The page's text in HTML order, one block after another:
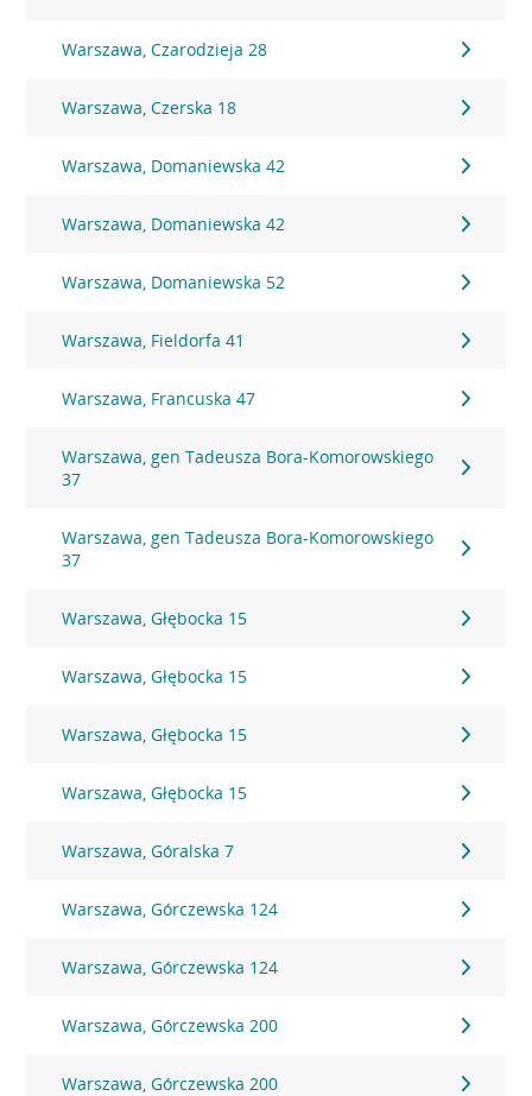
Warszawa, Czarodzieja 28
Warszawa, Czerska 18
Warszawa, Domaniewska 42
Warszawa, Domaniewska 42
Warszawa, Domaniewska 52
Warszawa, Fieldorfa 41
Warszawa, Francuska 47
Warszawa, gen Tadeusza Bora-Komorowskiego
37
Warszawa, gen Tadeusza Bora-Komorowskiego
37
Warszawa, Głębocka 15
Warszawa, Głębocka 15
Warszawa, Głębocka 15
Warszawa, Głębocka 15
Warszawa, Góralska 7
Warszawa, Górczewska 124
Warszawa, Górczewska 124
Warszawa, Górczewska 200
Warszawa, Górczewska 200